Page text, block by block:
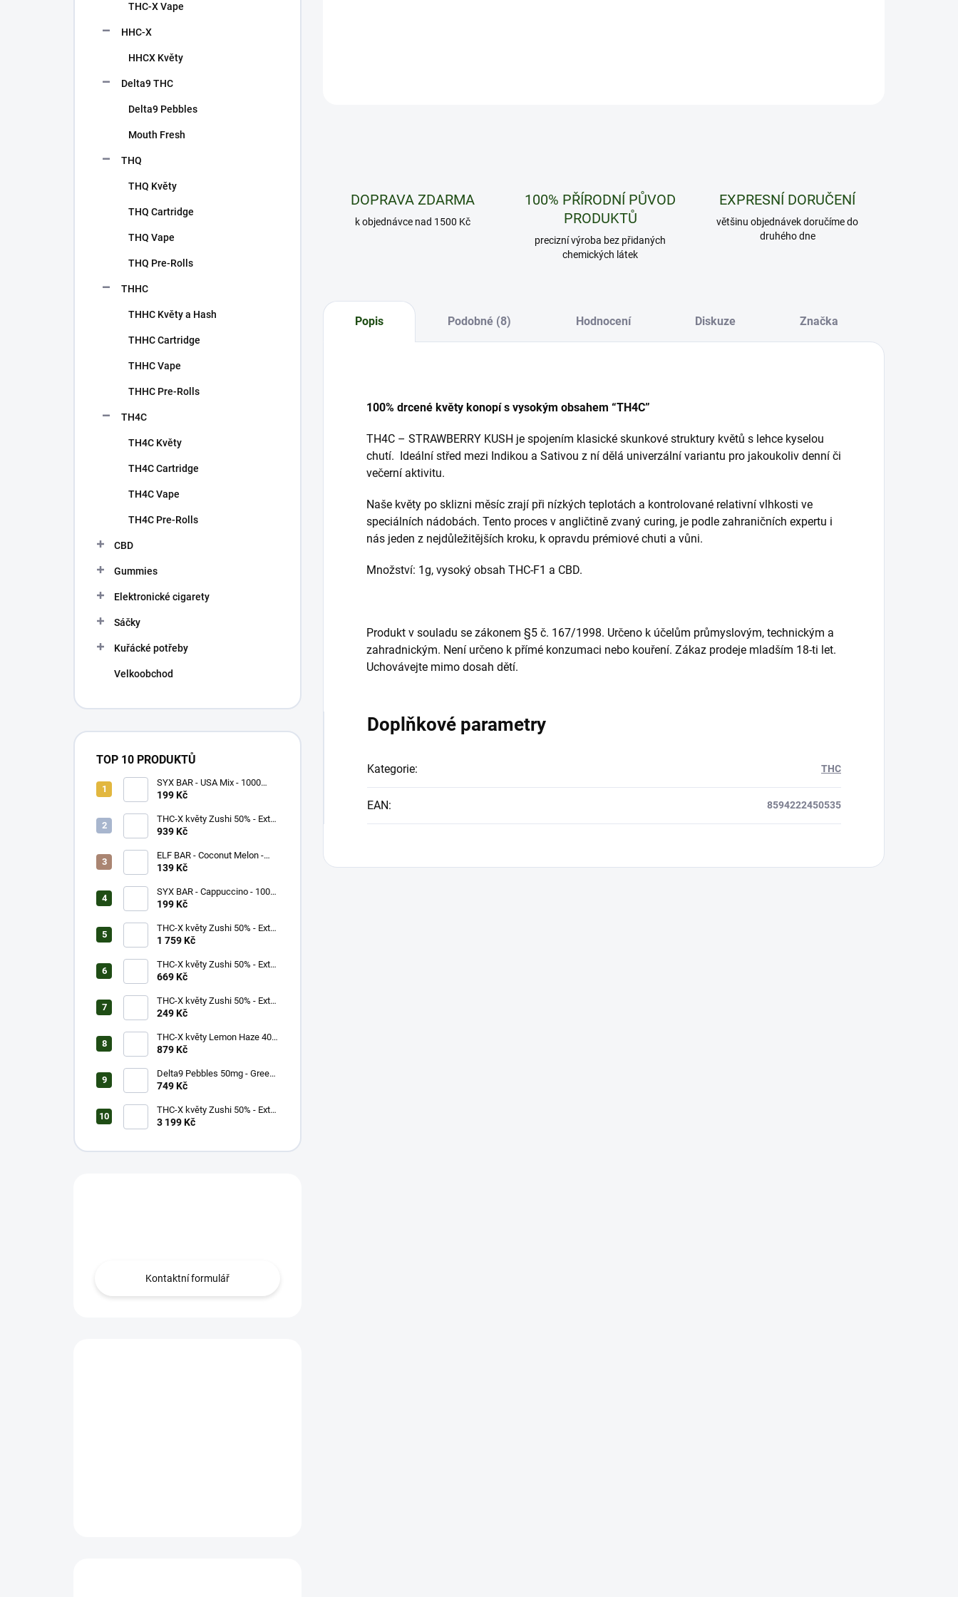
THC-X Vape
HHC-X
HHCX Květy
Delta9 THC
Delta9 Pebbles
Mouth Fresh
THQ
THQ Květy
THQ Cartridge
THQ Vape
THQ Pre-Rolls
THHC
THHC Květy a Hash
THHC Cartridge
THHC Vape
THHC Pre-Rolls
TH4C
TH4C Květy
TH4C Cartridge
TH4C Vape
TH4C Pre-Rolls
CBD
Gummies
Elektronické cigarety
Sáčky
Kuřácké potřeby
Velkoobchod
TOP 10 PRODUKTŮ
SYX BAR - USA Mix - 1000
potáhnutí - 16,5mg
199 Kč
THC-X květy Zushi 50% - Extra
Strong (5g)
939 Kč
ELF BAR - Coconut Melon -
600 potáhnutí - 20mg
139 Kč
SYX BAR - Cappuccino - 1000
potáhnutí - 16,5mg
199 Kč
THC-X květy Zushi 50% - Extra
Strong (10g)
1 759 Kč
THC-X květy Zushi 50% - Extra
Strong (3g)
669 Kč
THC-X květy Zushi 50% - Extra
Strong (1g)
249 Kč
THC-X květy Lemon Haze 40%
(5g)
879 Kč
Delta9 Pebbles 50mg - Green
Apple (1 balení)
749 Kč
THC-X květy Zushi 50% - Extra
Strong (20g)
3 199 Kč
Kontaktní formulář
DOPRAVA ZDARMA
k objednávce nad 1500 Kč
100% PŘÍRODNÍ PŮVOD
PRODUKTŮ
precizní výroba bez přidaných
chemických látek
EXPRESNÍ DORUČENÍ
většinu objednávek doručíme do
druhého dne
Popis Podobné (8) Hodnocení Diskuze Značka
100% drcené květy konopí s vysokým obsahem “TH4C”
TH4C – STRAWBERRY KUSH je spojením klasické skunkové struktury květů s lehce kyselou
chutí. Ideální střed mezi Indikou a Sativou z ní dělá univerzální variantu pro jakoukoliv denní či
večerní aktivitu.
Naše květy po sklizni měsíc zrají při nízkých teplotách a kontrolované relativní vlhkosti ve
speciálních nádobách. Tento proces v angličtině zvaný curing, je podle zahraničních expertu i
nás jeden z nejdůležitějších kroku, k opravdu prémiové chuti a vůni.
Množství: 1g, vysoký obsah THC-F1 a CBD.
Produkt v souladu se zákonem §5 č. 167/1998. Určeno k účelům průmyslovým, technickým a
zahradnickým. Není určeno k přímé konzumaci nebo kouření. Zákaz prodeje mladším 18-ti let.
Uchovávejte mimo dosah dětí.
Doplňkové parametry
Kategorie: THC
EAN: 8594222450535